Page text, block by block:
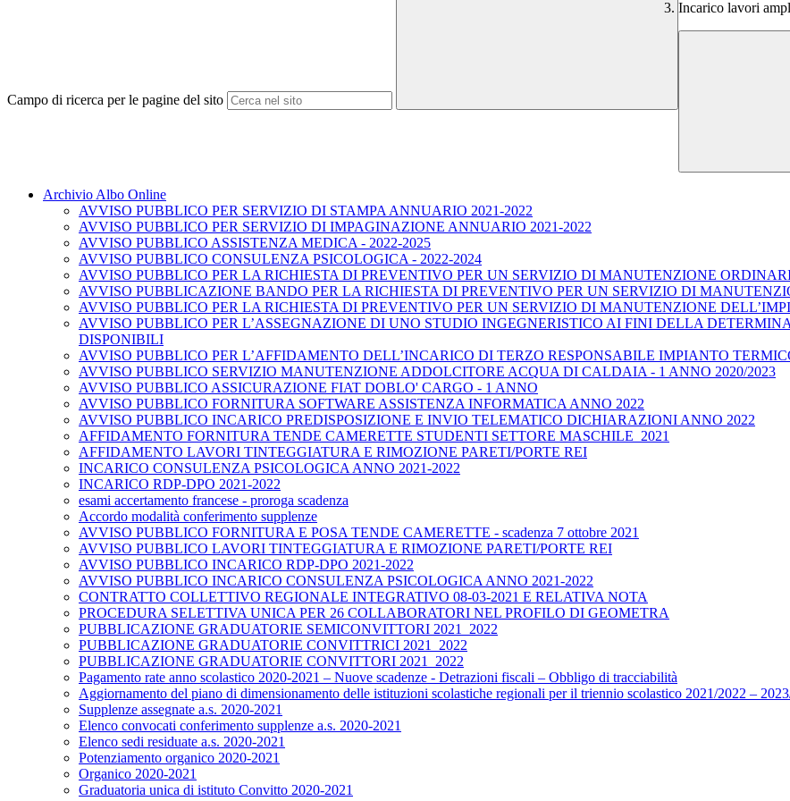
Campo di ricerca per le pagine del sito
Incarico lavori
Archivio Albo Online
AVVISO PUBBLICO PER SERVIZIO DI STAMPA ANNUARIO 2021-2022
AVVISO PUBBLICO PER SERVIZIO DI IMPAGINAZIONE ANNUARIO 2021-2022
AVVISO PUBBLICO ASSISTENZA MEDICA - 2022-2025
AVVISO PUBBLICO CONSULENZA PSICOLOGICA - 2022-2024
AVVISO PUBBLICO PER LA RICHIESTA DI PREVENTIVO PER UN SERVIZIO DI MANUTENZIONE
AVVISO PUBBLICAZIONE BANDO PER LA RICHIESTA DI PREVENTIVO PER UN SERVIZIO DI
AVVISO PUBBLICO PER LA RICHIESTA DI PREVENTIVO PER UN SERVIZIO DI MANUTENZIONE
AVVISO PUBBLICO PER L’ASSEGNAZIONE DI UNO STUDIO INGEGNERISTICO AI FINI DELLA
DISPONIBILI
AVVISO PUBBLICO PER L’AFFIDAMENTO DELL’INCARICO DI TERZO RESPONSABILE IMPIANTO
AVVISO PUBBLICO SERVIZIO MANUTENZIONE ADDOLCITORE ACQUA DI CALDAIA - 1 ANNO 2020/2023
AVVISO PUBBLICO ASSICURAZIONE FIAT DOBLO' CARGO - 1 ANNO
AVVISO PUBBLICO FORNITURA SOFTWARE ASSISTENZA INFORMATICA ANNO 2022
AVVISO PUBBLICO INCARICO PREDISPOSIZIONE E INVIO TELEMATICO DICHIARAZIONI ANNO 2022
AFFIDAMENTO FORNITURA TENDE CAMERETTE STUDENTI SETTORE MASCHILE_2021
AFFIDAMENTO LAVORI TINTEGGIATURA E RIMOZIONE PARETI/PORTE REI
INCARICO CONSULENZA PSICOLOGICA ANNO 2021-2022
INCARICO RDP-DPO 2021-2022
esami accertamento francese - proroga scadenza
Accordo modalità conferimento supplenze
AVVISO PUBBLICO FORNITURA E POSA TENDE CAMERETTE - scadenza 7 ottobre 2021
AVVISO PUBBLICO LAVORI TINTEGGIATURA E RIMOZIONE PARETI/PORTE REI
AVVISO PUBBLICO INCARICO RDP-DPO 2021-2022
AVVISO PUBBLICO INCARICO CONSULENZA PSICOLOGICA ANNO 2021-2022
CONTRATTO COLLETTIVO REGIONALE INTEGRATIVO 08-03-2021 E RELATIVA NOTA
PROCEDURA SELETTIVA UNICA PER 26 COLLABORATORI NEL PROFILO DI GEOMETRA
PUBBLICAZIONE GRADUATORIE SEMICONVITTORI 2021_2022
PUBBLICAZIONE GRADUATORIE CONVITTRICI 2021_2022
PUBBLICAZIONE GRADUATORIE CONVITTORI 2021_2022
Pagamento rate anno scolastico 2020-2021 – Nuove scadenze - Detrazioni fiscali – Obbligo di tracciabilità
Aggiornamento del piano di dimensionamento delle istituzioni scolastiche regionali per il triennio scolastico 2021/2022 –
Supplenze assegnate a.s. 2020-2021
Elenco convocati conferimento supplenze a.s. 2020-2021
Elenco sedi residuate a.s. 2020-2021
Potenziamento organico 2020-2021
Organico 2020-2021
Graduatoria unica di istituto Convitto 2020-2021